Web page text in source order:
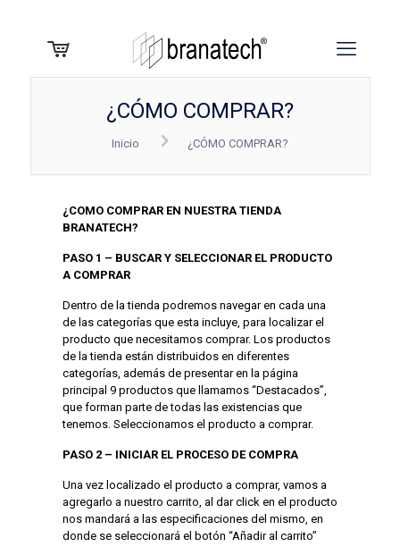
¿CÓMO COMPRAR?
Inicio ¿CÓMO COMPRAR?
¿COMO COMPRAR EN NUESTRA TIENDA
BRANATECH?
PASO 1 – BUSCAR Y SELECCIONAR EL PRODUCTO
A COMPRAR
Dentro de la tienda podremos navegar en cada una
de las categorías que esta incluye, para localizar el
producto que necesitamos comprar. Los productos
de la tienda están distribuidos en diferentes
categorías, además de presentar en la página
principal 9 productos que llamamos “Destacados”,
que forman parte de todas las existencias que
tenemos. Seleccionamos el producto a comprar.
PASO 2 – INICIAR EL PROCESO DE COMPRA
Una vez localizado el producto a comprar, vamos a
agregarlo a nuestro carrito, al dar click en el producto
nos mandará a las especificaciones del mismo, en
donde se seleccionará el botón “Añadir al carrito”